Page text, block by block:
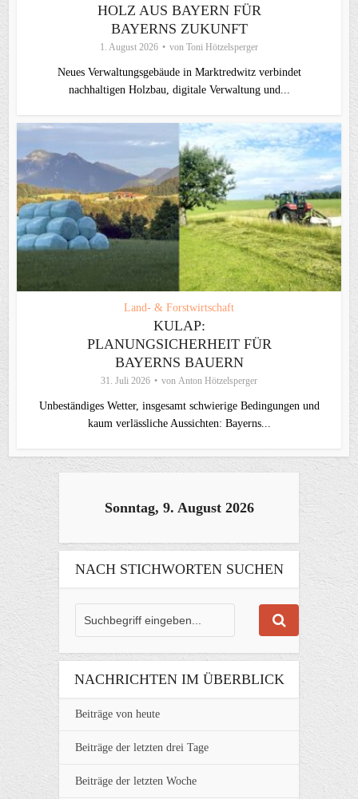
HOLZ AUS BAYERN FÜR
BAYERNS ZUKUNFT
1. August 2026 von Toni Hötzelsperger
Neues Verwaltungsgebäude in Marktredwitz verbindet
nachhaltigen Holzbau, digitale Verwaltung und...
Land- & Forstwirtschaft
KULAP:
PLANUNGSICHERHEIT FÜR
BAYERNS BAUERN
31. Juli 2026 von Anton Hötzelsperger
Unbeständiges Wetter, insgesamt schwierige Bedingungen und
kaum verlässliche Aussichten: Bayerns...
Sonntag, 9. August 2026
NACH STICHWORTEN SUCHEN
NACHRICHTEN IM ÜBERBLICK
Beiträge von heute
Beiträge der letzten drei Tage
Beiträge der letzten Woche